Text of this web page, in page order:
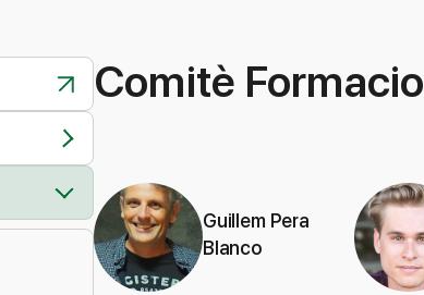
Comitè Formacio
Guillem Pera
Blanco